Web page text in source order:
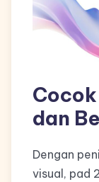
dan
Dengan
visual, pad